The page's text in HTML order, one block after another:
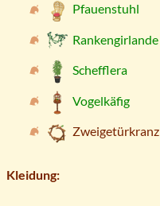
Pfauenstuhl
Rankengirlande
Schefflera
Vogelkäfig
Zweigetürkranz
Kleidung: